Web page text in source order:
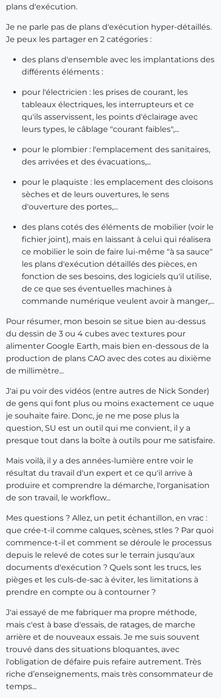
plans d'exécution.
Je ne parle pas de plans d'exécution hyper-détaillés.
Je peux les partager en 2 catégories :
des plans d'ensemble avec les implantations des
différents éléments :
pour l'électricien : les prises de courant, les
tableaux électriques, les interrupteurs et ce
qu'ils asservissent, les points d'éclairage avec
leurs types, le câblage "courant faibles",...
pour le plombier : l'emplacement des sanitaires,
des arrivées et des évacuations,...
pour le plaquiste : les emplacement des cloisons
sèches et de leurs ouvertures, le sens
d'ouverture des portes,...
des plans cotés des éléments de mobilier (voir le
fichier joint), mais en laissant à celui qui réalisera
ce mobilier le soin de faire lui-même "à sa sauce"
les plans d'exécution détaillés des pièces, en
fonction de ses besoins, des logiciels qu'il utilise,
de ce que ses éventuelles machines à
commande numérique veulent avoir à manger,...
Pour résumer, mon besoin se situe bien au-dessus
du dessin de 3 ou 4 cubes avec textures pour
alimenter Google Earth, mais bien en-dessous de la
production de plans CAO avec des cotes au dixième
de millimètre...
J'ai pu voir des vidéos (entre autres de Nick Sonder)
de gens qui font plus ou moins exactement ce uque
je souhaite faire. Donc, je ne me pose plus la
question, SU est un outil qui me convient, il y a
presque tout dans la boîte à outils pour me satisfaire.
Mais voilà, il y a des années-lumière entre voir le
résultat du travail d'un expert et ce qu'il arrive à
produire et comprendre la démarche, l'organisation
de son travail, le workflow...
Mes questions ? Allez, un petit échantillon, en vrac :
que crée-t-il comme calques, scènes, stles ? Par quoi
commence-t-il et comment se déroule le processus
depuis le relevé de cotes sur le terrain jusqu'aux
documents d'exécution ? Quels sont les trucs, les
pièges et les culs-de-sac à éviter, les limitations à
prendre en compte ou à contourner ?
J'ai essayé de me fabriquer ma propre méthode,
mais c'est à base d'essais, de ratages, de marche
arrière et de nouveaux essais. Je me suis souvent
trouvé dans des situations bloquantes, avec
l'obligation de défaire puis refaire autrement. Très
riche d’enseignements, mais très consommateur de
temps...